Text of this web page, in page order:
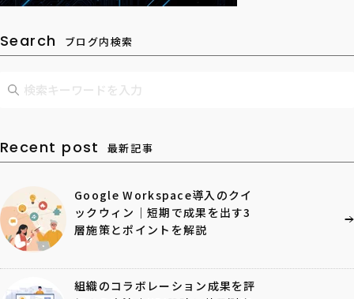
Search ブログ内検索
Recent post 最新記事
Google Workspace導入のクイ
ックウィン｜短期で成果を出す3
層施策とポイントを解説
組織のコラボレーション成果を評